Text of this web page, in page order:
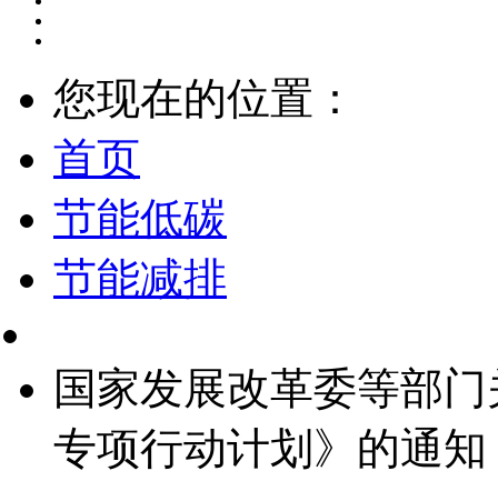
您现在的位置：
首页
节能低碳
节能减排
国家发展改革委等部
专项行动计划》的通知